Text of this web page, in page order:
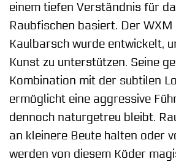
einem tiefen Verständnis für
Raubfischen basiert. Der
Kaulbarsch wurde entwickelt,
Kunst zu unterstützen. Seine
Kombination mit der subtilen
ermöglicht eine aggressive
dennoch naturgetreu bleibt.
an kleinere Beute halten oder
werden von diesem Köder